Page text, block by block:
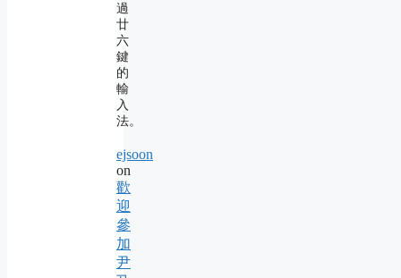
過
廿
六
鍵
的
輸
入
法。
ejsoon
on
歡
迎
參
加
尹